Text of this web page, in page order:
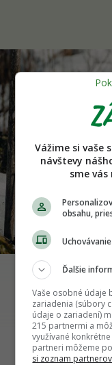
Foto: Shutterstock
Späť na článok
Veľký
mimosezóne?
Vážime si vaše
návštevy
sme
obsahu,
Ďalšie
Vaše osobné údaje
zariadenia (súbory
údaje o zariadení)
215 partnermi a
využívané
partneri môžeme
si zoznam